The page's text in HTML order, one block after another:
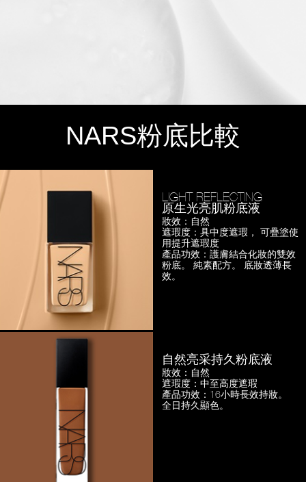
NARS粉底比較
LIGHT REFLECTING
原生光亮肌粉底液
妝效：自然
遮瑕度：具中度遮瑕， 可疊塗使
用提升遮瑕度
產品功效：護膚結合化妝的雙效
粉底。
純素配方。 底妝透薄長
效。
自然亮采持久粉底液
妝效：自然
遮瑕度：中至高度遮瑕
產品功效：16小時長效持妝。
全日持久顯色。